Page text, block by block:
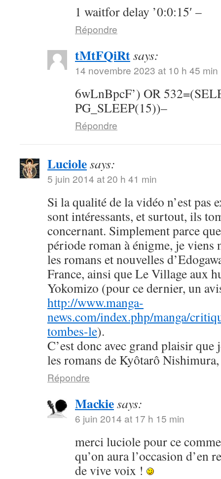
1 waitfor delay ’0:0:15′ –
Répondre
tMtFQiRtsays:
14 novembre 2023 at 10 h 45 min
6wLnBpcF’) OR
PG_SLEEP(15))–
Répondre
Luciolesays:
5 juin 2014 at 20 h 41 min
Si la qualité de la vidéo n’est pas
sont intéressants, et surtout, ils
concernant. Simplement parce
période roman à énigme, je viens
les romans et nouvelles
France, ainsi que Le Village aux
Yokomizo (pour ce dernier, un
http://www.manga-
news.com/index.php/manga/
tombes-le).
C’est donc avec grand plaisir que
les romans de Kyôtarô
Répondre
Mackiesays:
6 juin 2014 at 17 h 15 min
merci luciole pour ce
qu’on aura l’occasion d’en
de vive voix !